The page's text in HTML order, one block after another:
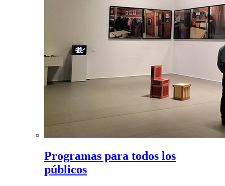
Programas para todos los
públicos